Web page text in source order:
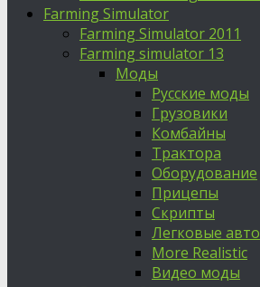
Farming Simulator
Farming Simulator 2011
Farming simulator 13
Моды
Русские моды
Грузовики
Комбайны
Трактора
Оборудование
Прицепы
Скрипты
Легковые авто
More Realistic
Видео моды